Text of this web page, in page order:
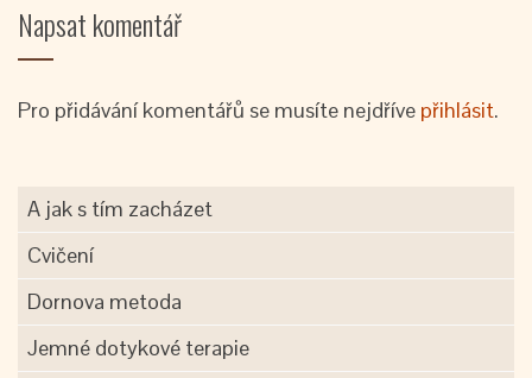
Napsat komentář
Pro přidávání komentářů se musíte nejdříve přihlásit.
A jak s tím zacházet
Cvičení
Dornova metoda
Jemné dotykové terapie